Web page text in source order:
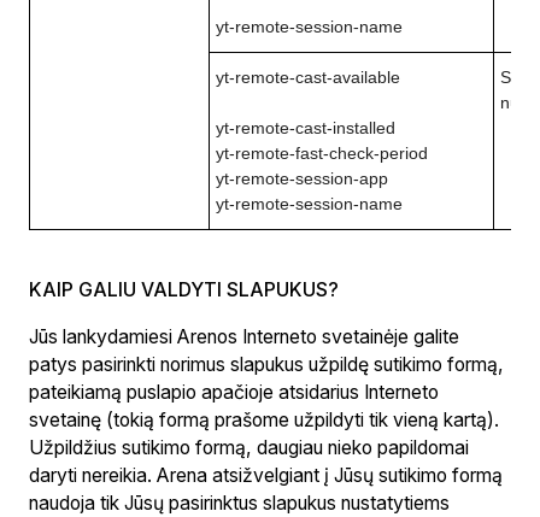
yt-remote-session-name
yt-remote-cast-available
yt-remote-cast-installed
yt-remote-fast-check-period
yt-remote-session-app
yt-remote-session-name
KAIP GALIU VALDYTI SLAPUKUS?
Jūs lankydamiesi Arenos Interneto svetainėje galite
patys pasirinkti norimus slapukus užpildę sutikimo formą,
pateikiamą puslapio apačioje atsidarius Interneto
svetainę (tokią formą prašome užpildyti tik vieną kartą).
Užpildžius sutikimo formą, daugiau nieko papildomai
daryti nereikia. Arena atsižvelgiant į Jūsų sutikimo formą
naudoja tik Jūsų pasirinktus slapukus nustatytiems